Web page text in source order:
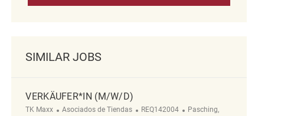
SIMILAR JOBS
VERKÄUFER*IN (M/W/D)
TK Maxx Categoría
Asociados de Tiendas ReqId
REQ142004 Ubicación
Pasching,